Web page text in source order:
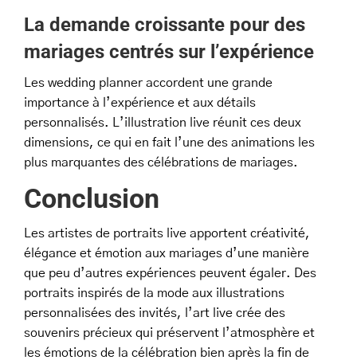
La demande croissante pour des
mariages centrés sur l’expérience
Les wedding planner accordent une grande
importance à l’expérience et aux détails
personnalisés. L’illustration live réunit ces deux
dimensions, ce qui en fait l’une des animations les
plus marquantes des célébrations de mariages.
Conclusion
Les artistes de portraits live apportent créativité,
élégance et émotion aux mariages d’une manière
que peu d’autres expériences peuvent égaler. Des
portraits inspirés de la mode aux illustrations
personnalisées des invités, l’art live crée des
souvenirs précieux qui préservent l’atmosphère et
les émotions de la célébration bien après la fin de